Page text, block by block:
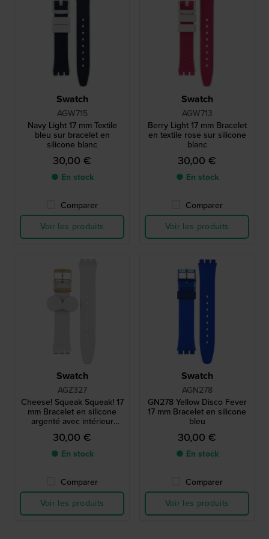
Swatch
AGW715
Navy Light 17 mm Textile
bleu sur bracelet en
silicone blanc
30,00 €
● En stock
Comparer
Voir les produits
Swatch
AGW713
Berry Light 17 mm Bracelet
en textile rose sur silicone
blanc
30,00 €
● En stock
Comparer
Voir les produits
Swatch
AGZ327
Cheese! Squeak Squeak! 17
mm Bracelet en silicone
argenté avec intérieur
rouge
30,00 €
● En stock
Comparer
Voir les produits
Swatch
AGN278
GN278 Yellow Disco Fever
17 mm Bracelet en silicone
bleu
30,00 €
● En stock
Comparer
Voir les produits